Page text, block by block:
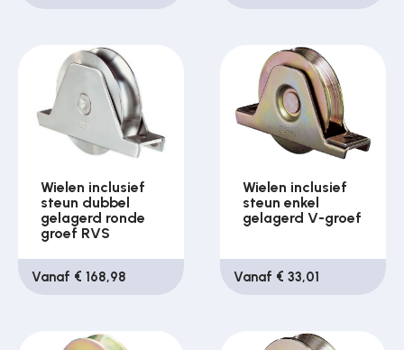
Wielen inclusief
steun dubbel
gelagerd ronde
groef RVS
Vanaf € 168,98
Wielen inclusief
steun enkel
gelagerd V-groef
Vanaf € 33,01